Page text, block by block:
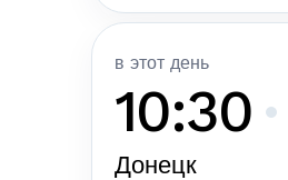
в этот день
10:30
Донецк